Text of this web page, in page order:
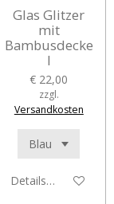
Glas Glitzer
mit
Bambusdecke
l
€ 22,00
zzgl.
Versandkosten
Details anzeigen